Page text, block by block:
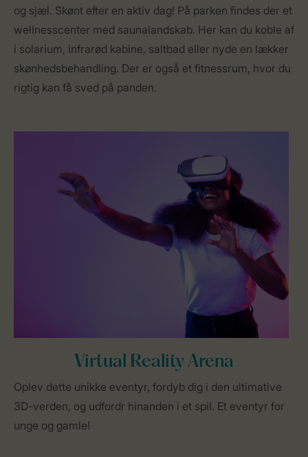
og sjæl. Skønt efter en aktiv dag! På parken findes der et
wellnesscenter med saunalandskab. Her kan du koble af
i solarium, infrarød kabine, saltbad eller nyde en lækker
skønhedsbehandling. Der er også et fitnessrum, hvor du
rigtig kan få sved på panden.
Virtual Reality Arena
Oplev dette unikke eventyr, fordyb dig i den ultimative
3D-verden, og udfordr hinanden i et spil. Et eventyr for
unge og gamle!